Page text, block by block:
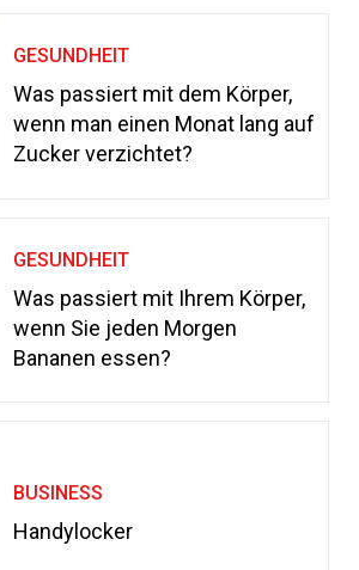
GESUNDHEIT
Was passiert mit dem Körper,
wenn man einen Monat lang auf
Zucker verzichtet?
GESUNDHEIT
Was passiert mit Ihrem Körper,
wenn Sie jeden Morgen
Bananen essen?
BUSINESS
Handylocker